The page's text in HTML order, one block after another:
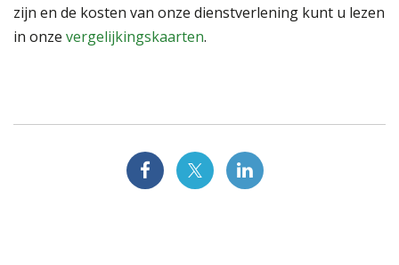
zijn en de kosten van onze dienstverlening kunt u lezen
in onze vergelijkingskaarten.